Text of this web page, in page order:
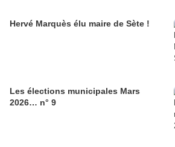
Hervé Marquès élu maire de Sète !
Les élections municipales Mars
2026… n° 9